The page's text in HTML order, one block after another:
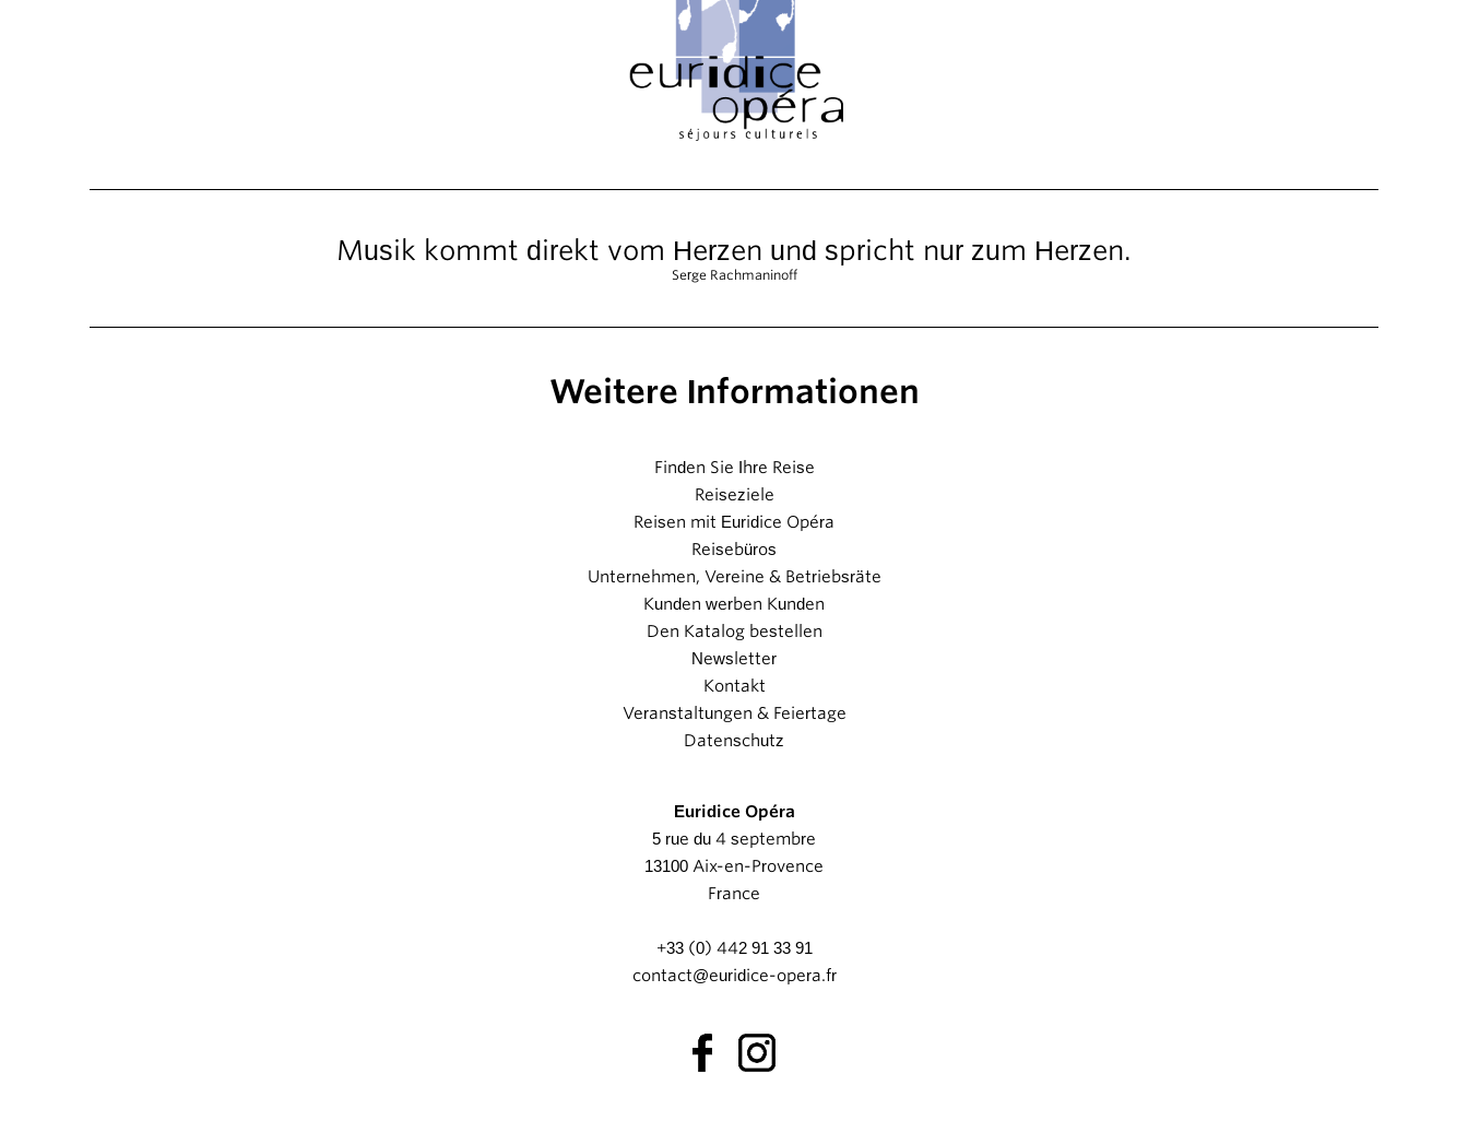
Musik kommt direkt vom Herzen und spricht nur zum Herzen.
Serge Rachmaninoff
Weitere Informationen
Finden Sie Ihre Reise
Reiseziele
Reisen mit Euridice Opéra
Reisebüros
Unternehmen, Vereine & Betriebsräte
Kunden werben Kunden
Den Katalog bestellen
Newsletter
Kontakt
Veranstaltungen & Feiertage
Datenschutz
Euridice Opéra
5 rue du 4 septembre
13100 Aix-en-Provence
France
+33 (0) 442 91 33 91
contact@euridice-opera.fr